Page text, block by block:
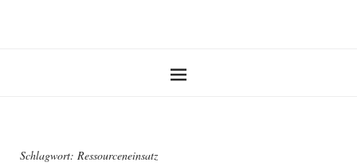
Schlagwort: Ressourceneinsatz